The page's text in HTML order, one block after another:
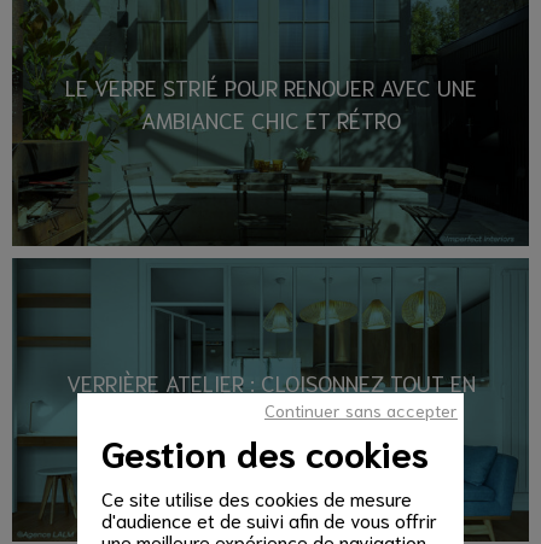
Gestion des cookies
Ce site utilise des cookies de mesure
d'audience et de suivi afin de vous offrir
Continuer sans accepter
LE VERRE STRIÉ POUR RENOUER AVEC UNE
AMBIANCE CHIC ET RÉTRO
VERRIÈRE ATELIER : CLOISONNEZ TOUT EN
CONSERVANT LA LUMIÈRE !